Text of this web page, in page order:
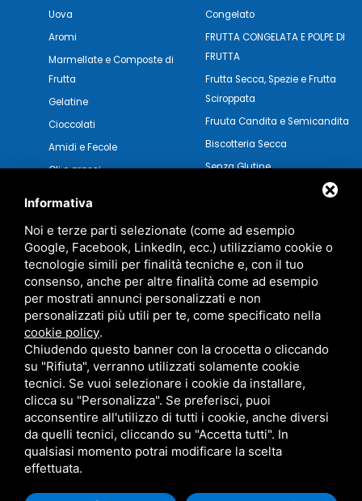
Uova
Aromi
Marmellate e Composte di
Frutta
Gelatine
Cioccolati
Amidi e Fecole
Oli e grassi
Congelato
FRUTTA CONGELATA E POLPE DI
FRUTTA
Frutta Secca, Spezie e Frutta
Sciroppata
Fruuta Candita e Semicandita
Biscotteria Secca
Senza Glutine
SITEMAP
QUESTO SITO È PROTETTO DA GOOGLE RECAPTCHA V3,
PRIVACY POLICYETERMS OF SERVICE
Informativa
Noi e terze parti selezionate (come ad esempio
Google, Facebook, LinkedIn, ecc.) utilizziamo cookie o
tecnologie simili per finalità tecniche e, con il tuo
consenso, anche per altre finalità come ad esempio
per mostrati annunci personalizzati e non
personalizzati più utili per te, come specificato nella
cookie policy.
Chiudendo questo banner con la crocetta o cliccando
su "Rifiuta", verranno utilizzati solamente cookie
tecnici. Se vuoi selezionare i cookie da installare,
clicca su "Personalizza". Se preferisci, puoi
acconsentire all'utilizzo di tutti i cookie, anche diversi
da quelli tecnici, cliccando su "Accetta tutti". In
qualsiasi momento potrai modificare la scelta
effettuata.